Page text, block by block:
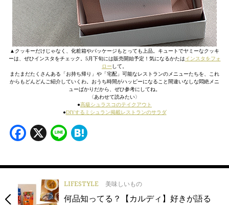
▲クッキーだけじゃなく、化粧箱やパッケージもとっても上品。キュートでヤミーなクッキ
ーは、ぜひインスタをチェック。5月下旬には販売開始予定！気になるかたはインスタをフォ
ロー して。
またまだたくさんある「お持ち帰り」や「宅配」可能なレストランのメニューたちを、これ
からもどんどんご紹介していくわ。おうち時間がハッピーになること間違いなしな悶絶メニ
ューばかりだから、ぜひ参考にしてね。
〈あわせて読みたい〉
●高級シュラスコのテイクアウト
●DIYするミシュラン掲載レストランのサラダ
Facebook
X Line
LIFESTYLE 美味しいもの
何品知ってる？【カルディ】好きが語る